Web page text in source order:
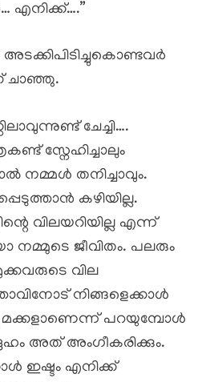
അടക്കിപിടിച്ചുകൊണ്ടവർ
ചാഞ്ഞു.
ചേച്ചി….
സ്നേഹിച്ചാലും
നമ്മൾ തനിച്ചാവും.
കഴിയില്ല.
വിലയറിയില്ല എന്ന്
ജീവിതം. പലരും
വില
നിങ്ങളെക്കാൾ
മക്കളാണെന്ന് പറയുമ്പോൾ
അത് അംഗീകരിക്കും.
ഇഷ്ടം എനിക്ക്